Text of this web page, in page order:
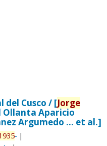
del Cusco / [Jorge
Ollanta Aparicio
Argumedo ... et al.]
-